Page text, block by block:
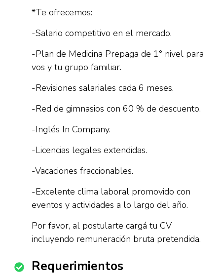
*Te ofrecemos:
-Salario competitivo en el mercado.
-Plan de Medicina Prepaga de 1° nivel para
vos y tu grupo familiar.
-Revisiones salariales cada 6 meses.
-Red de gimnasios con 60 % de descuento.
-Inglés In Company.
-Licencias legales extendidas.
-Vacaciones fraccionables.
-Excelente clima laboral promovido con
eventos y actividades a lo largo del año.
Por favor, al postularte cargá tu CV
incluyendo remuneración bruta pretendida.
Requerimientos